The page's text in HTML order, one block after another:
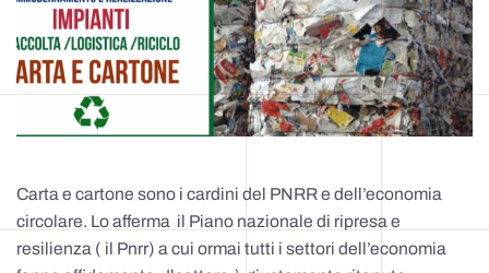
Carta e cartone sono i cardini del PNRR e dell’economia
circolare. Lo afferma il Piano nazionale di ripresa e
resilienza ( il Pnrr) a cui ormai tutti i settori dell’economia